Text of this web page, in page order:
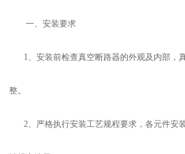
一、安装要求
1、安装前检查真空断路器的外观及内部，
整。
2、严格执行安装工艺规程要求，各元件安